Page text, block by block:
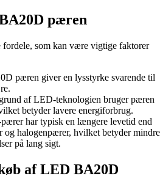
pæren
som kan være vigtige faktorer
pæren giver en lysstyrke svarende til
af LED-teknologien bruger pæren
betyder lavere energiforbrug.
har typisk en længere levetid end
og halogenpærer, hvilket betyder mindre
på lang sigt.
af LED BA20D